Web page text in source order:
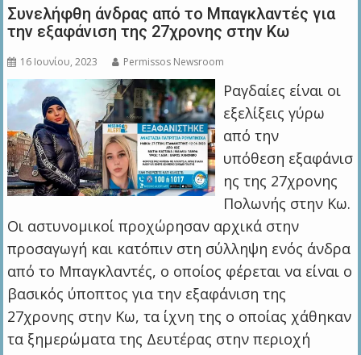
Συνελήφθη άνδρας από το Μπαγκλαντές για
την εξαφάνιση της 27χρονης στην Κω
16 Ιουνίου, 2023 Permissos Newsroom
Ραγδαίες είναι οι
εξελίξεις γύρω
από την
υπόθεση εξαφάνισ
ης της 27χρονης
Πολωνής στην Κω.
Οι αστυνομικοί προχώρησαν αρχικά στην
προσαγωγή και κατόπιν στη σύλληψη ενός άνδρα
από το Μπαγκλαντές, ο οποίος φέρεται να είναι ο
βασικός ύποπτος για την εξαφάνιση της
27χρονης στην Κω, τα ίχνη της ο οποίας χάθηκαν
τα ξημερώματα της Δευτέρας στην περιοχή